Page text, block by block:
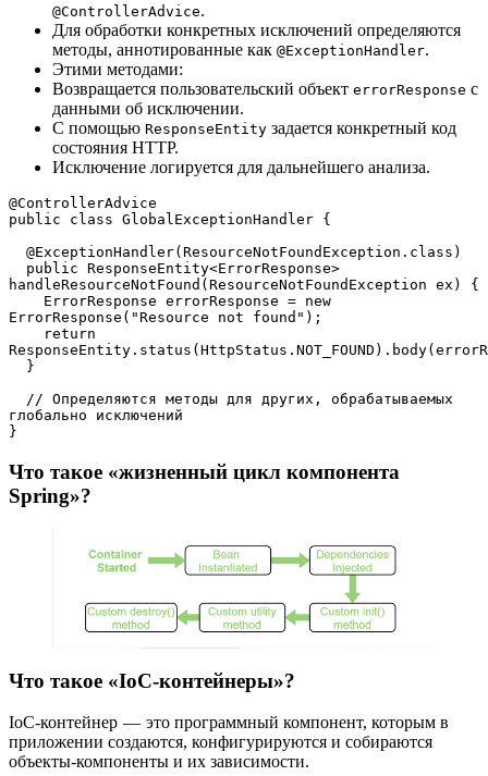
@ControllerAdvice.
Для обработки конкретных исключений определяются
методы, аннотированные как @ExceptionHandler.
Этими методами:
Возвращается пользовательский объект errorResponse с
данными об исключении.
С помощью ResponseEntity задается конкретный код
состояния HTTP.
Исключение логируется для дальнейшего анализа.
@ControllerAdvice
public class GlobalExceptionHandler {
  @ExceptionHandler(ResourceNotFoundException.class)
handleResourceNotFound(ResourceNotFoundException ex) {
ErrorResponse("Resource not found");
  }
глобально исключений
}
Что такое «жизненный цикл компонента
Spring»?
Что такое «IoC-контейнеры»?
IoC-контейнер — это программный компонент, которым в
приложении создаются, конфигурируются и собираются
объекты-компоненты и их зависимости.